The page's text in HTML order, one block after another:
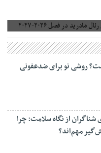
روشی نو برای ضدعفونی
از نگاه سلامت: چرا
مهم‌اند؟